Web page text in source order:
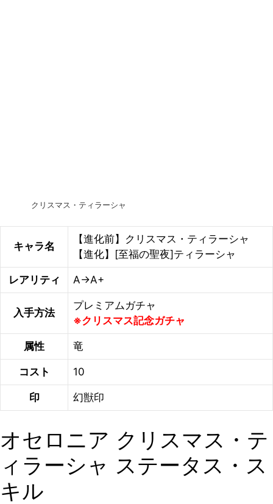
クリスマス・ティラーシャ
キャラ名
【進化前】クリスマス・ティラーシャ
【進化】[至福の聖夜]ティラーシャ
レアリティ A→A+
入手方法
プレミアムガチャ
※クリスマス記念ガチャ
属性 竜
コスト 10
印 幻獣印
オセロニア クリスマス・テ
ィラーシャ ステータス・ス
キル